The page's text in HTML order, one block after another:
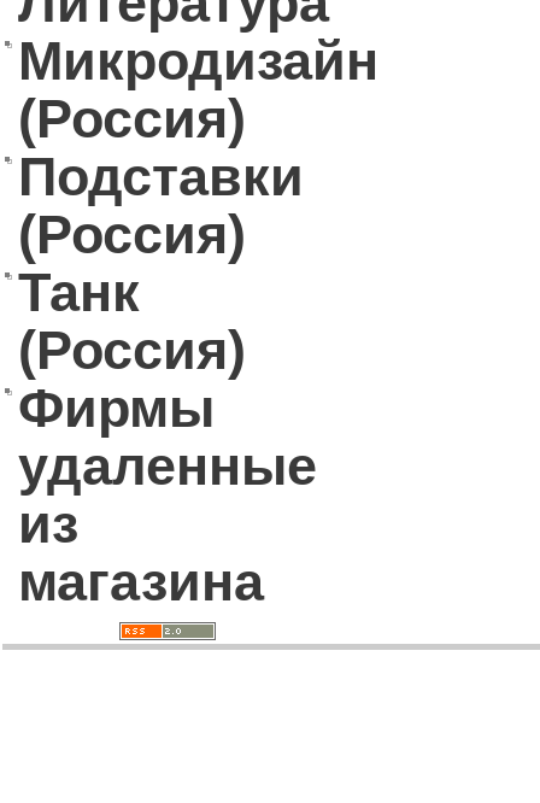
Микродизайн
(Россия)
Подставки
(Россия)
Танк
(Россия)
Фирмы
удаленные
из
магазина